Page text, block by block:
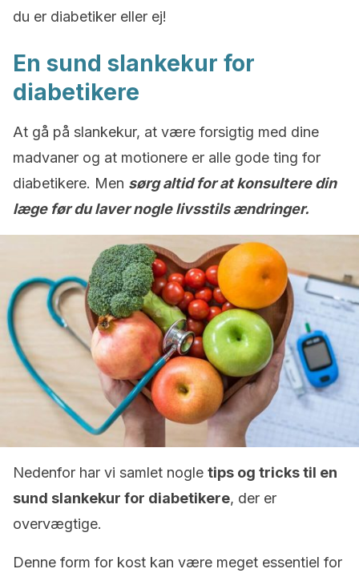
du er diabetiker eller ej!
En sund slankekur for
diabetikere
At gå på slankekur, at være forsigtig med dine
madvaner og at motionere er alle gode ting for
diabetikere. Men sørg altid for at konsultere din
læge før du laver nogle livsstils ændringer.
Nedenfor har vi samlet nogle tips og tricks til en
sund slankekur for diabetikere, der er
overvægtige.
Denne form for kost kan være meget essentiel for